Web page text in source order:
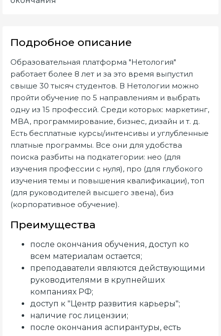
Подробное описание
Образовательная платформа "Нетология"
работает более 8 лет и за это время выпустил
свыше 30 тысяч студентов. В Нетологии можно
пройти обучение по 5 направлениям и выбрать
одну из 15 профессий. Среди которых: маркетинг,
MBA, программирование, бизнес, дизайн и т. д.
Есть бесплатные курсы/интенсивы и углубленные
платные программы. Все они для удобства
поиска разбиты на подкатегории: нео (для
изучения профессии с нуля), про (для глубокого
изучения темы и повышения квалификации), топ
(для руководителей высшего звена), биз
(корпоративное обучение).
Преимущества
после окончания обучения, доступ ко
всем материалам остается;
преподаватели являются действующими
руководителями в крупнейших
компаниях РФ;
доступ к "Центр развития карьеры";
наличие гос лицензии;
после окончания аспирантуры, есть